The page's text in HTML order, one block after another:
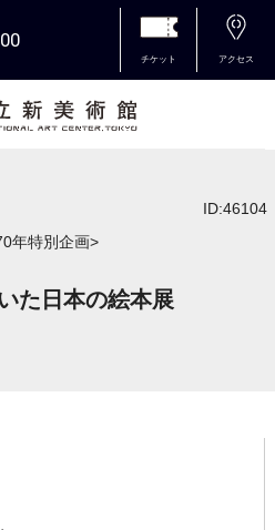
チケット アクセス
ID:46104
年特別企画>
た日本の絵本展